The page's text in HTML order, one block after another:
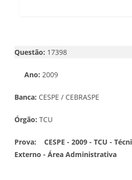
Questão: 17398
Ano: 2009
Banca: CESPE / CEBRASPE
Órgão: TCU
Prova:
CESPE - 2009 - TCU -
Externo - Área Administrativa